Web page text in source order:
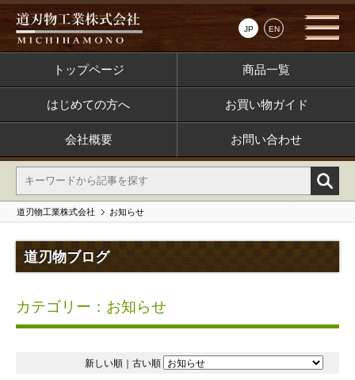
JP EN
トップページ 商品一覧
はじめての方へ お買い物ガイド
会社概要 お問い合わせ
道刃物工業株式会社 お知らせ
道刃物ブログ
カテゴリー：お知らせ
新しい順 古い順